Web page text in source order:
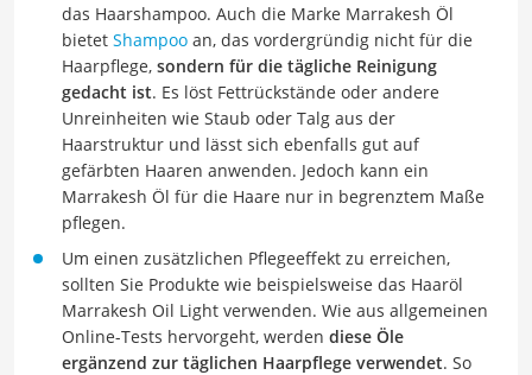
das Haarshampoo. Auch die Marke Marrakesh Öl
bietet Shampoo an, das vordergründig nicht für die
Haarpflege, sondern für die tägliche Reinigung
gedacht ist. Es löst Fettrückstände oder andere
Unreinheiten wie Staub oder Talg aus der
Haarstruktur und lässt sich ebenfalls gut auf
gefärbten Haaren anwenden. Jedoch kann ein
Marrakesh Öl für die Haare nur in begrenztem Maße
pflegen.
Um einen zusätzlichen Pflegeeffekt zu erreichen,
sollten Sie Produkte wie beispielsweise das Haaröl
Marrakesh Oil Light verwenden. Wie aus allgemeinen
Online-Tests hervorgeht, werden diese Öle
ergänzend zur täglichen Haarpflege verwendet. So